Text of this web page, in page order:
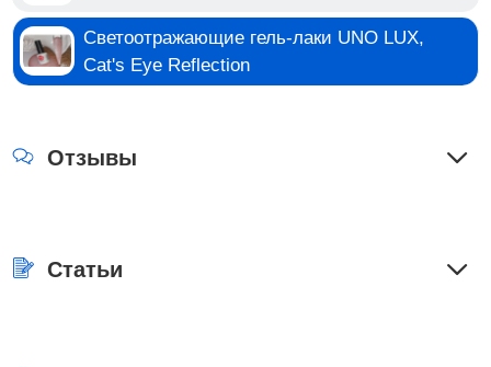
Светоотражающие гель-лаки UNO LUX,
Cat's Eye Reflection
Отзывы
Статьи